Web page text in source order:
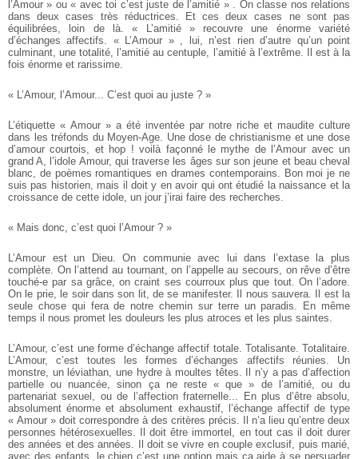
l’Amour » ou « avec toi c’est juste de l’amitié » . On classe nos relations
dans deux cases très réductrices. Et ces deux cases ne sont pas
équilibrées, loin de là. « L’amitié » recouvre une énorme variété
d’échanges affectifs. « L’Amour » , lui, n’est rien d’autre qu’un point
culminant, une totalité, l’amitié au centuple, l’amitié à l’extrême. Il est à la
fois énorme et rarissime.
« L’Amour, l’Amour... C’est quoi au juste ? »
L’étiquette « Amour » a été inventée par notre riche et maudite culture
dans les tréfonds du Moyen-Age. Une dose de christianisme et une dose
d’amour courtois, et hop ! voilà façonné le mythe de l’Amour avec un
grand A, l’idole Amour, qui traverse les âges sur son jeune et beau cheval
blanc, de poèmes romantiques en drames contemporains. Bon moi je ne
suis pas historien, mais il doit y en avoir qui ont étudié la naissance et la
croissance de cette idole, un jour j’irai faire des recherches.
« Mais donc, c’est quoi l’Amour ? »
L’Amour est un Dieu. On communie avec lui dans l’extase la plus
complète. On l’attend au tournant, on l’appelle au secours, on rêve d’être
touché-e par sa grâce, on craint ses courroux plus que tout. On l’adore.
On le prie, le soir dans son lit, de se manifester. Il nous sauvera. Il est la
seule chose qui fera de notre chemin sur terre un paradis. En même
temps il nous promet les douleurs les plus atroces et les plus saintes.
L’Amour, c’est une forme d’échange affectif totale. Totalisante. Totalitaire.
L’Amour, c’est toutes les formes d’échanges affectifs réunies. Un
monstre, un léviathan, une hydre à moultes têtes. Il n’y a pas d’affection
partielle ou nuancée, sinon ça ne reste « que » de l’amitié, ou du
partenariat sexuel, ou de l’affection fraternelle... En plus d’être absolu,
absolument énorme et absolument exhaustif, l’échange affectif de type
« Amour » doit correspondre à des critères précis. Il n’a lieu qu’entre deux
personnes hétérosexuelles. Il doit être immortel, en tout cas il doit durer
des années et des années. Il doit se vivre en couple exclusif, puis marié,
avec des enfants, le chien c’est une option mais ça aide à se persuader